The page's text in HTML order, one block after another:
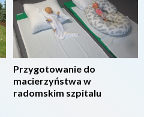
Przygotowanie do
macierzyństwa w
radomskim szpitalu